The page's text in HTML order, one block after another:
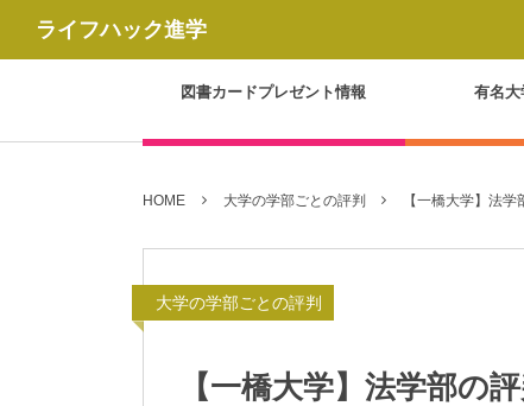
ライフハック進学
図書カードプレゼント情報 有名大
HOME 大学の学部ごとの評判 【一橋大学】法
大学の学部ごとの評判
【一橋大学】法学部の